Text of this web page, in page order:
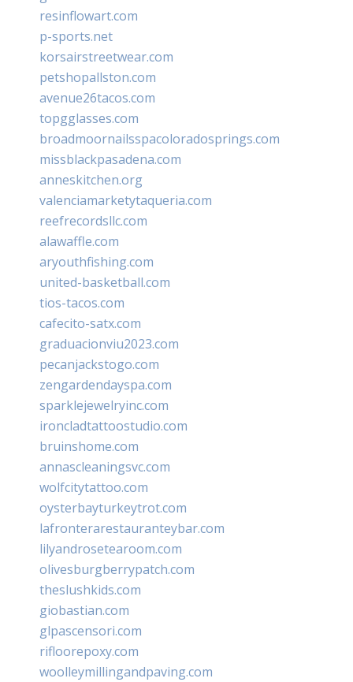
resinflowart.com
p-sports.net
korsairstreetwear.com
petshopallston.com
avenue26tacos.com
topgglasses.com
broadmoornailsspacoloradosprings.com
missblackpasadena.com
anneskitchen.org
valenciamarketytaqueria.com
reefrecordsllc.com
alawaffle.com
aryouthfishing.com
united-basketball.com
tios-tacos.com
cafecito-satx.com
graduacionviu2023.com
pecanjackstogo.com
zengardendayspa.com
sparklejewelryinc.com
ironcladtattoostudio.com
bruinshome.com
annascleaningsvc.com
wolfcitytattoo.com
oysterbayturkeytrot.com
lafronterarestauranteybar.com
lilyandrosetearoom.com
olivesburgberrypatch.com
theslushkids.com
giobastian.com
glpascensori.com
rifloorepoxy.com
woolleymillingandpaving.com